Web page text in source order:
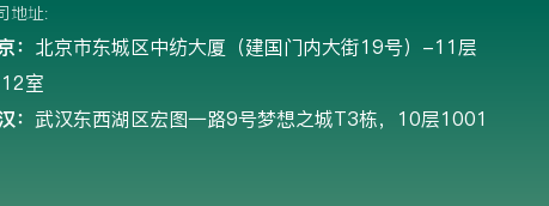
地址:
： 北京市东城区中纺大厦（建国门内大街19号）-11层
室
： 武汉东西湖区宏图一路9号梦想之城T3栋，10层1001